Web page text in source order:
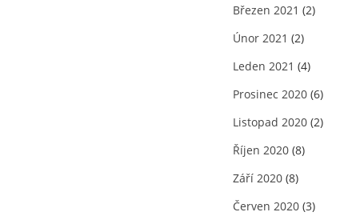
Březen 2021 (2)
Únor 2021 (2)
Leden 2021 (4)
Prosinec 2020 (6)
Listopad 2020 (2)
Říjen 2020 (8)
Září 2020 (8)
Červen 2020 (3)